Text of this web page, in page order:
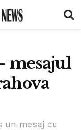
mesajul
un mesaj cu